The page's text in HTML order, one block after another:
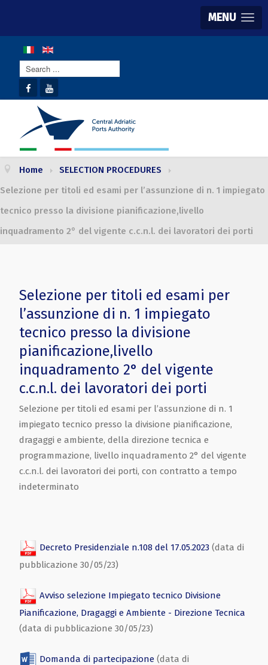
MENU
Search
...
Home
SELECTION PROCEDURES
Selezione per titoli ed esami per l’assunzione di n. 1 impiegato
tecnico presso la divisione pianificazione,livello
inquadramento 2° del vigente c.c.n.l. dei lavoratori dei porti
Selezione per titoli ed esami per
l’assunzione di n. 1 impiegato
tecnico presso la divisione
pianificazione,livello
inquadramento 2° del vigente
c.c.n.l. dei lavoratori dei porti
Selezione per titoli ed esami per l’assunzione di n. 1
impiegato tecnico presso la divisione pianificazione,
dragaggi e ambiente, della direzione tecnica e
programmazione, livello inquadramento 2° del vigente
c.c.n.l. dei lavoratori dei porti, con contratto a tempo
indeterminato
Decreto Presidenziale n.108 del 17.05.2023 (data di
pubblicazione 30/05/23)
Avviso selezione Impiegato tecnico Divisione
Pianificazione, Dragaggi e Ambiente - Direzione Tecnica
(data di pubblicazione 30/05/23)
Domanda di partecipazione (data di